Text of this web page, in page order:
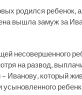
родился ребенок,
вышла замуж за
несовершенного
на развод,
Иванову, который